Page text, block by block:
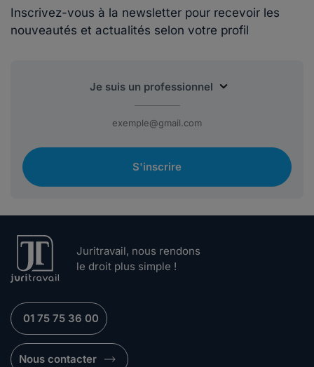
Inscrivez-vous à la newsletter pour recevoir les
nouveautés et actualités selon votre profil
S'inscrire
Juritravail, nous rendons
le droit plus simple !
01 75 75 36 00
Nous contacter